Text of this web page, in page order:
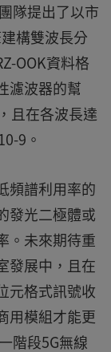
隊提出了以市
構雙波長分
OOK資料格
濾波器的幫
且在各波長達
9。
頻譜利用率的
發光二極體或
。未來期待重
發展中，且在
元格式訊號收
用模組才能更
階段5G無線